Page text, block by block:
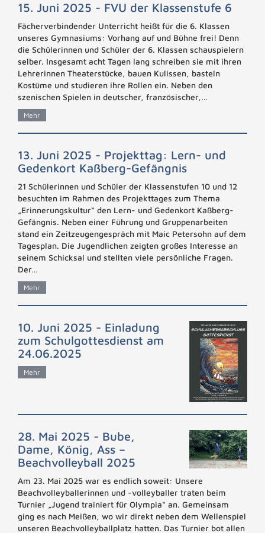
15. Juni 2025 - FVU der Klassenstufe 6
Fächerverbindender Unterricht heißt für die 6. Klassen
unseres Gymnasiums: Vorhang auf und Bühne frei! Denn
die Schülerinnen und Schüler der 6. Klassen schauspielern
selber. Insgesamt acht Tagen lang schreiben sie mit ihren
Lehrerinnen Theaterstücke, bauen Kulissen, basteln
Kostüme und studieren ihre Rollen ein. Neben den
szenischen Spielen in deutscher, französischer,…
Mehr
13. Juni 2025 - Projekttag: Lern- und
Gedenkort Kaßberg-Gefängnis
21 Schülerinnen und Schüler der Klassenstufen 10 und 12
besuchten im Rahmen des Projekttages zum Thema
„Erinnerungskultur“ den Lern- und Gedenkort Kaßberg-
Gefängnis. Neben einer Führung und Gruppenarbeiten
stand ein Zeitzeugengespräch mit Maic Petersohn auf dem
Tagesplan. Die Jugendlichen zeigten großes Interesse an
seinem Schicksal und stellten viele persönliche Fragen.
Der…
Mehr
10. Juni 2025 - Einladung
zum Schulgottesdienst am
24.06.2025
Mehr
28. Mai 2025 - Bube,
Dame, König, Ass –
Beachvolleyball 2025
Am 23. Mai 2025 war es endlich soweit: Unsere
Beachvolleyballerinnen und -volleyballer traten beim
Turnier „Jugend trainiert für Olympia“ an. Gemeinsam
ging es nach Meißen, wo wir direkt neben dem Wellenspiel
unseren Beachvolleyballplatz hatten. Das Turnier bot allen